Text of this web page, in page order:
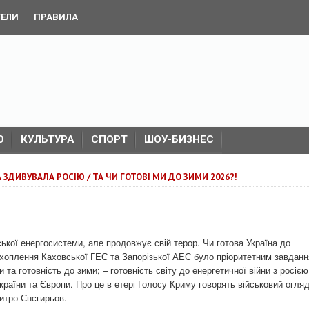
ПРАВИЛА
КУЛЬТУРА СПОРТ ШОУ-БИЗНЕС
РОСІЮ / ТА ЧИ ГОТОВІ МИ ДО ЗИМИ 2026?!
енергосистеми, але продовжує свій терор. Чи готова Україна до
Каховської ГЕС та Запорізької АЕС було пріоритетним
готовність до зими; – готовність світу до енергетичної війни з
та Європи. Про це в етері Голосу Криму говорять військовий
Снєгирьов.